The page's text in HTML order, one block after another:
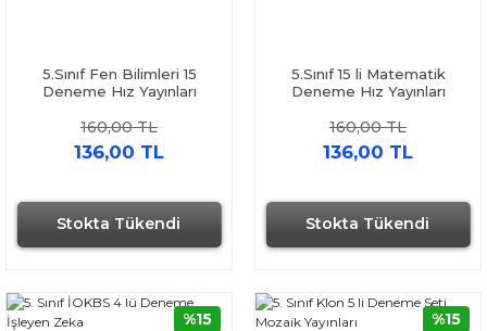
Stokta Tükendi
5.Sınıf Fen Bilimleri 15
Deneme Hız Yayınları
160,00 TL
136,00 TL
Hızlı Gönderi Stokta Tükendi
5.Sınıf 15 li Matematik
Deneme Hız Yayınları
160,00 TL
136,00 TL
Hızlı Gönderi
%15 %15